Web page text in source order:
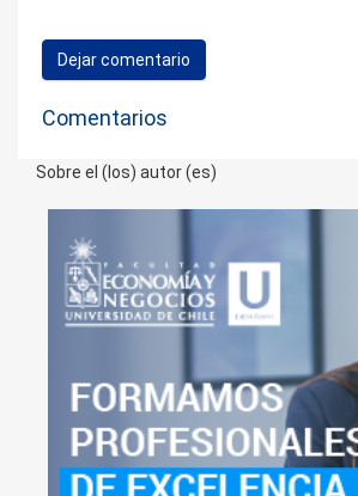
Dejar comentario
Comentarios
Sobre el (los) autor (es)